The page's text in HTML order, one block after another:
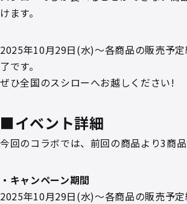
けます。
2025年10月29日(水)～各商品の販売予
了です。
ぜひ全国のスシローへお越しください!
■イベント詳細
今回のコラボでは、前回の商品より3商品
・キャンペーン期間
2025年10月29日(水)～各商品の販売予